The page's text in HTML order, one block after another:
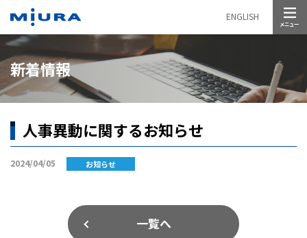
ENGLISH
新着情報
人事異動に関するお知らせ
2024/04/05 お知らせ
一覧へ